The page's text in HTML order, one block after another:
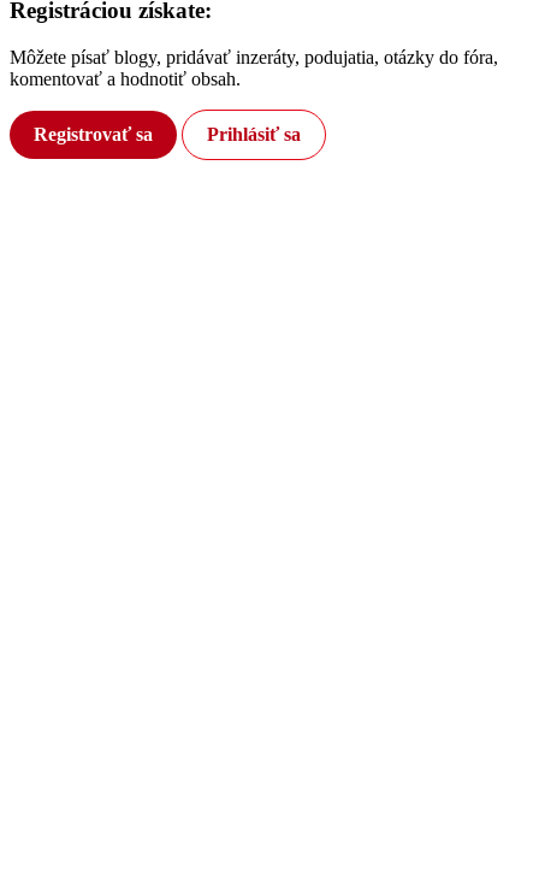
Registráciou získate:
Môžete písať blogy, pridávať inzeráty, podujatia, otázky do fóra,
komentovať a hodnotiť obsah.
Registrovať sa Prihlásiť sa